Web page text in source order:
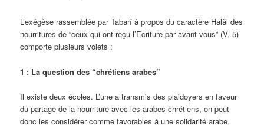
L’exégèse rassemblée par Tabarî à propos du caractère Halâl des
nourritures de “ceux qui ont reçu l’Ecriture par avant vous” (V, 5)
comporte plusieurs volets :
1 : La question des “chrétiens arabes”
Il existe deux écoles. L’une a transmis des plaidoyers en faveur
du partage de la nourriture avec les arabes chrétiens, on peut
donc les considérer comme favorables à une solidarité arabe,